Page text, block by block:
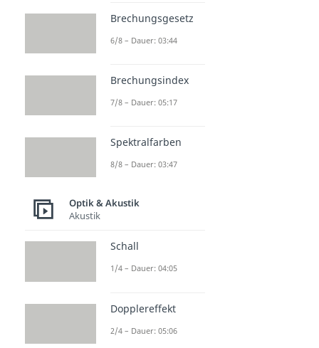
Brechungsgesetz
6/8 – Dauer: 03:44
Brechungsindex
7/8 – Dauer: 05:17
Spektralfarben
8/8 – Dauer: 03:47
Optik & Akustik
Akustik
Schall
1/4 – Dauer: 04:05
Dopplereffekt
2/4 – Dauer: 05:06